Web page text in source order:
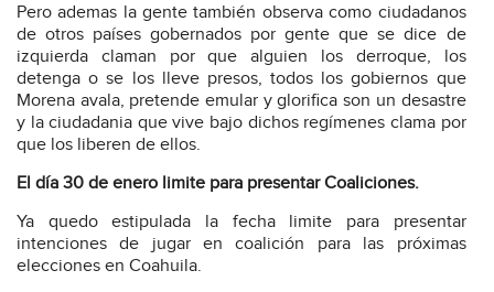
Pero ademas la gente también observa como ciudadanos
de otros países gobernados por gente que se dice de
izquierda claman por que alguien los derroque, los
detenga o se los lleve presos, todos los gobiernos que
Morena avala, pretende emular y glorifica son un desastre
y la ciudadania que vive bajo dichos regímenes clama por
que los liberen de ellos.
El día 30 de enero limite para presentar Coaliciones.
Ya quedo estipulada la fecha limite para presentar
intenciones de jugar en coalición para las próximas
elecciones en Coahuila.